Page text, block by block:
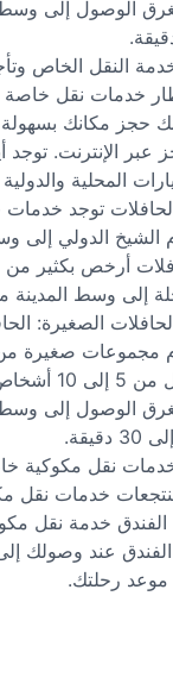
النقل الخاص
خدمات نقل خاصة
حجز مكانك
عبر الإنترنت.
المحلية
توجد
الدولي إلى
أرخص بكثير
وسط المدينة ما بين 30-40 دقيقة
الصغيرة:
مجموعات صغيرة
يتنقل من
الوصول إلى وسط
نقل مكوكية
خدمات نقل
الفندق خدمة نقل
عند وصولك
موعد رحلتك.